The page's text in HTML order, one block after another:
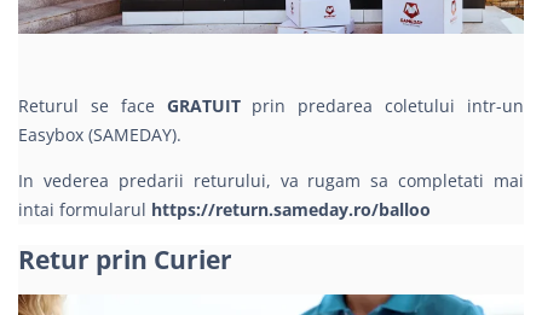
Returul se face GRATUIT prin predarea coletului intr-un
Easybox (SAMEDAY).
In vederea predarii returului, va rugam sa completati mai
intai formularul https://return.sameday.ro/balloo
Retur prin Curier